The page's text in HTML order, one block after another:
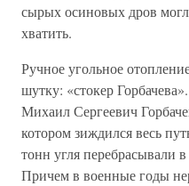
сырых осиновых дров
хватить.
Ручное угольное
шутку: «стокер
Михаил Сергеевич
котором зиждился весь
тонн угля перебрасывали
Причем в военные годы